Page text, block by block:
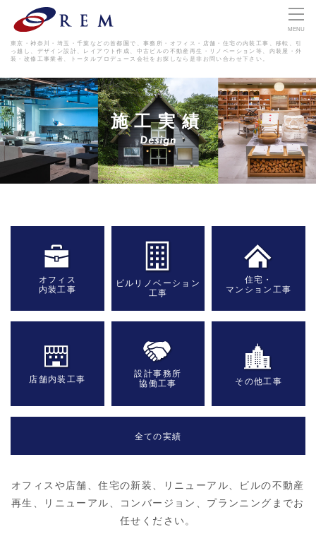
東京・神奈川・埼玉・千葉などの首都圏で、事務所・オフィス・店舗・住宅の内装工事、移転、引
っ越し、デザイン設計、レイアウト作成、 中古ビルの不動産再生・リノベーション等、内装屋・外
装・改修工事業者、トータルプロデュース会社をお探しなら是非お問い合わせ下さい。
MENU
施工実績
オフィス
内装工事
ビルリノベーション
工事
住宅・
マンション工事
店舗内装工事
設計事務所
協働工事
その他工事
全ての実績
オフィスや店舗、住宅の新装、リニューアル、ビルの不動産
再生、リニューアル、コンバージョン、プランニングまでお
任せください。